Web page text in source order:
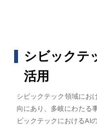
シビックテ
活用
シビックテック領域にお
向にあり、多岐にわたる
ビックテックにおけるAI